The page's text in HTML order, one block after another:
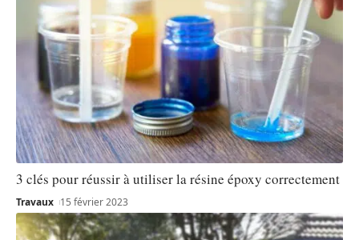
3 clés pour réussir à utiliser la résine époxy correctement
Travaux 15 février 2023